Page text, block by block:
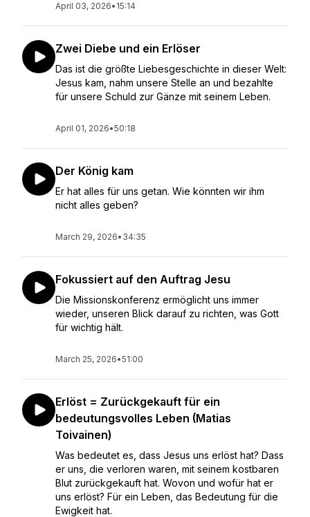
April 03, 2026• 15:14
Zwei Diebe und ein Erlöser
Das ist die größte Liebesgeschichte in dieser Welt:
Jesus kam, nahm unsere Stelle an und bezahlte
für unsere Schuld zur Gänze mit seinem Leben.
April 01, 2026•50:18
Der König kam
Er hat alles für uns getan. Wie könnten wir ihm
nicht alles geben?
March 29, 2026• 34:35
Fokussiert auf den Auftrag Jesu
Die Missionskonferenz ermöglicht uns immer
wieder, unseren Blick darauf zu richten, was Gott
für wichtig hält.
March 25, 2026•51:00
Erlöst = Zurückgekauft für ein
bedeutungsvolles Leben (Matias
Toivainen)
Was bedeutet es, dass Jesus uns erlöst hat? Dass
er uns, die verloren waren, mit seinem kostbaren
Blut zurückgekauft hat. Wovon und wofür hat er
uns erlöst? Für ein Leben, das Bedeutung für die
Ewigkeit hat.